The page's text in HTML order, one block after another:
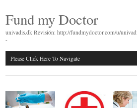
Fund my Doctor
univadis.dk Revisión: http://fundmydoctor.com/u/
-